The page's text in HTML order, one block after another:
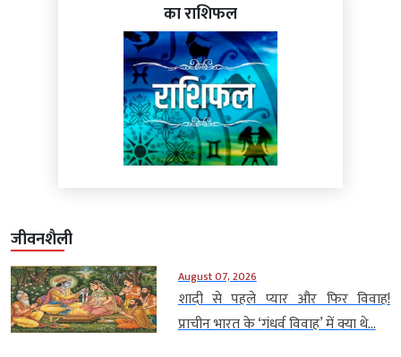
का राशिफल
जीवनशैली
August 07, 2026
शादी से पहले प्यार और फिर विवाह!
प्राचीन भारत के ‘गंधर्व विवाह’ में क्या थे...